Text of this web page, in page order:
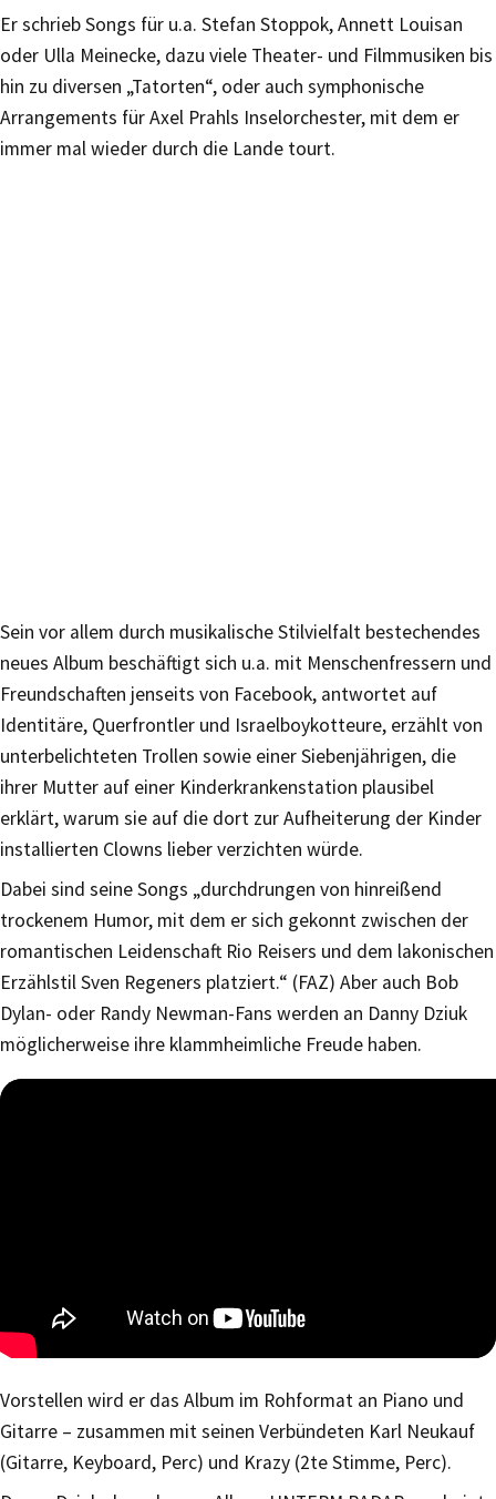
Er schrieb Songs für u.a. Stefan Stoppok, Annett Louisan
oder Ulla Meinecke, dazu viele Theater- und Filmmusiken bis
hin zu diversen „Tatorten“, oder auch symphonische
Arrangements für Axel Prahls Inselorchester, mit dem er
immer mal wieder durch die Lande tourt.
Sein vor allem durch musikalische Stilvielfalt bestechendes
neues Album beschäftigt sich u.a. mit Menschenfressern und
Freundschaften jenseits von Facebook, antwortet auf
Identitäre, Querfrontler und Israelboykotteure, erzählt von
unterbelichteten Trollen sowie einer Siebenjährigen, die
ihrer Mutter auf einer Kinderkrankenstation plausibel
erklärt, warum sie auf die dort zur Aufheiterung der Kinder
installierten Clowns lieber verzichten würde.
Dabei sind seine Songs „durchdrungen von hinreißend
trockenem Humor, mit dem er sich gekonnt zwischen der
romantischen Leidenschaft Rio Reisers und dem lakonischen
Erzählstil Sven Regeners platziert.“ (FAZ) Aber auch Bob
Dylan- oder Randy Newman-Fans werden an Danny Dziuk
möglicherweise ihre klammheimliche Freude haben.
Vorstellen wird er das Album im Rohformat an Piano und
Gitarre – zusammen mit seinen Verbündeten Karl Neukauf
(Gitarre, Keyboard, Perc) und Krazy (2te Stimme, Perc).